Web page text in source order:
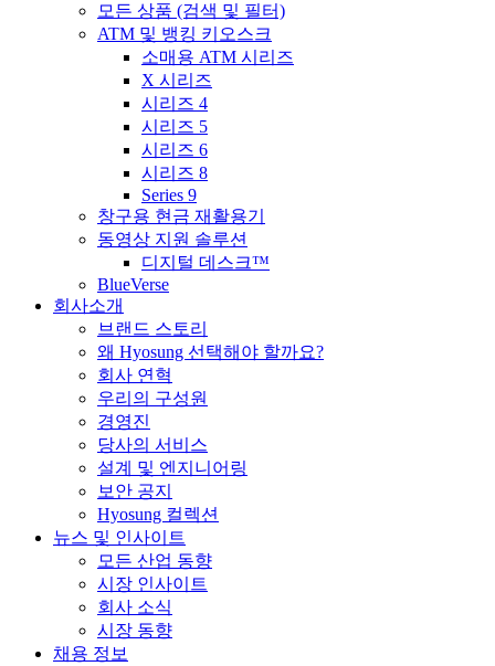
모든 상품 (검색 및 필터)
ATM 및 뱅킹 키오스크
소매용 ATM 시리즈
X 시리즈
시리즈 4
시리즈 5
시리즈 6
시리즈 8
Series 9
창구용 현금 재활용기
동영상 지원 솔루션
디지털 데스크™
BlueVerse
회사소개
브랜드 스토리
왜 Hyosung 선택해야 할까요?
회사 연혁
우리의 구성원
경영진
당사의 서비스
설계 및 엔지니어링
보안 공지
Hyosung 컬렉션
뉴스 및 인사이트
모든 산업 동향
시장 인사이트
회사 소식
시장 동향
채용 정보